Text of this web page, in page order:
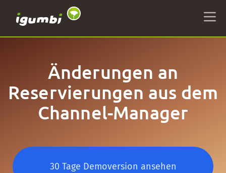
Änderungen an
Reservierungen aus dem
Channel-Manager
30 Tage Demoversion ansehen